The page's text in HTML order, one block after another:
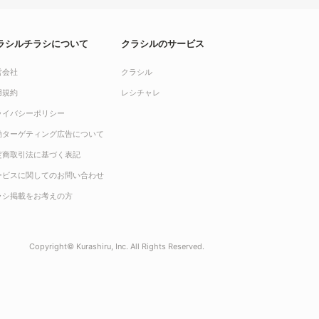
シルチラシについて
会社
規約
イバシーポリシー
ターゲティング広告について
商取引法に基づく表記
ビスに関してのお問い合わせ
シ掲載をお考えの方
クラシルのサービス
クラシル
レシチャレ
Copyright© Kurashiru, Inc. All Rights Reserved.